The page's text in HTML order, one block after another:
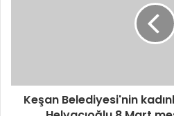
Keşan Belediyesi'nin